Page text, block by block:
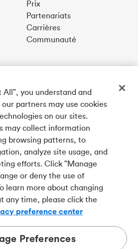
Prix
Partenariats
Carrières
Communauté
English
appli
nous
de la Banque Tangerine,
exclusive de La Banque de
membre à part entière de la SADC
All", you understand and
partners may use cookies
on our sites.
may collect information
browsing patterns, to
analyze site usage, and
efforts. Click "Manage
or deny the use of
learn more about changing
any time, please click the
preference center
Preferences